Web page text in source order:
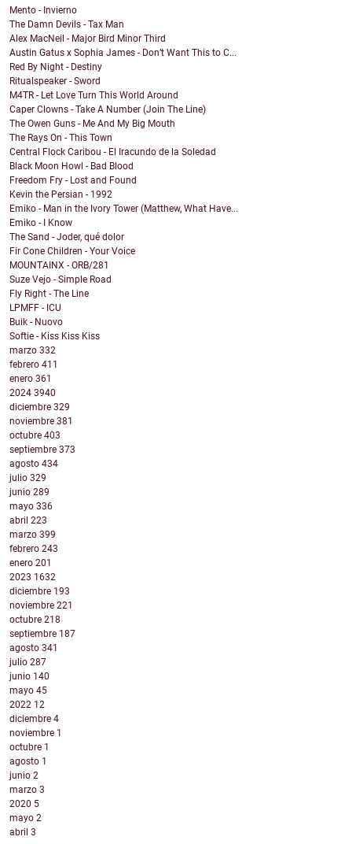
Mento - Invierno
The Damn Devils - Tax Man
Alex MacNeil - Major Bird Minor Third
Austin Gatus x Sophia James - Don’t Want This to C...
Red By Night - Destiny
Ritualspeaker - Sword
M4TR - Let Love Turn This World Around
Caper Clowns - Take A Number (Join The Line)
The Owen Guns - Me And My Big Mouth
The Rays On - This Town
Central Flock Caribou - El Iracundo de la Soledad
Black Moon Howl - Bad Blood
Freedom Fry - Lost and Found
Kevin the Persian - 1992
Emiko - Man in the Ivory Tower (Matthew, What Have...
Emiko - I Know
The Sand - Joder, qué dolor
Fir Cone Children - Your Voice
MOUNTAINX - ORB/281
Suze Vejo - Simple Road
Fly Right - The Line
LPMFF - ICU
Buik - Nuovo
Softie - Kiss Kiss Kiss
marzo 332
febrero 411
enero 361
2024 3940
diciembre 329
noviembre 381
octubre 403
septiembre 373
agosto 434
julio 329
junio 289
mayo 336
abril 223
marzo 399
febrero 243
enero 201
2023 1632
diciembre 193
noviembre 221
octubre 218
septiembre 187
agosto 341
julio 287
junio 140
mayo 45
2022 12
diciembre 4
noviembre 1
octubre 1
agosto 1
junio 2
marzo 3
2020 5
mayo 2
abril 3